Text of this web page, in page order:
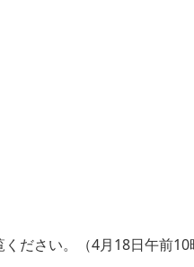
ください。（4月18日午前10